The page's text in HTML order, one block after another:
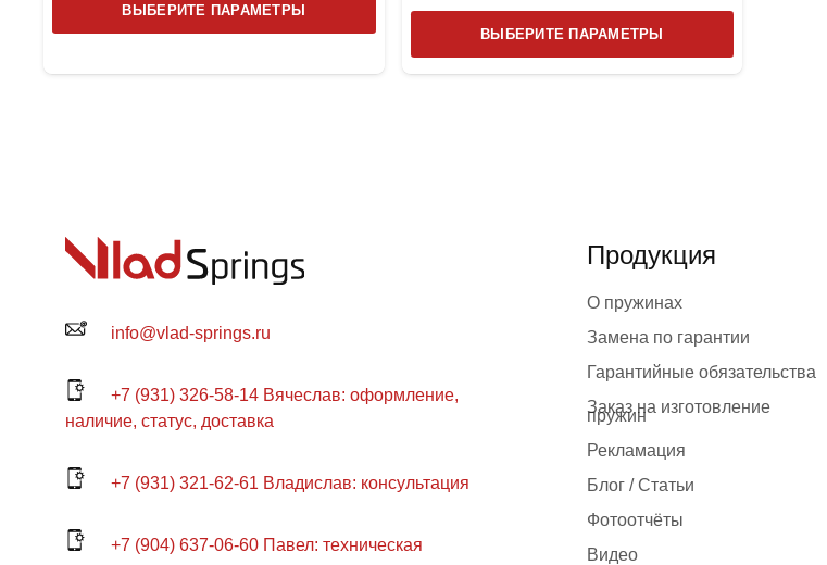
ВЫБЕРИТЕ ПАРАМЕТРЫ
товар
имеет
ВЫБЕРИТЕ ПАРАМЕТРЫ
товар
info@vlad-springs.ru
+7 (931) 326-58-14 Вячеслав: оформление,
наличие, статус, доставка
+7 (931) 321-62-61 Владислав: консультация
+7 (904) 637-06-60 Павел: техническая
Продукция
О пружинах
Замена по гарантии
Гарантийные обязательства
Заказ на изготовление
пружин
Рекламация
Блог / Статьи
Фотоотчёты
Видео